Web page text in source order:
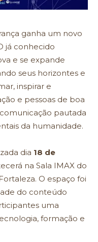
ganha um novo
já conhecido
e se expande
seus horizontes e
inspirar e
e pessoas de boa
pautada
da humanidade.
dia 18 de
na Sala IMAX do
O espaço foi
do conteúdo
uma
formação e